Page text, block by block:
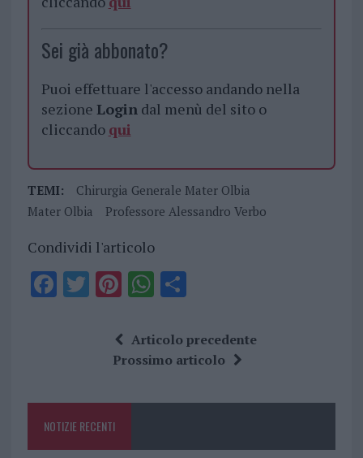
Sei già abbonato?
Puoi effettuare l'accesso andando nella
sezione Logindal menù del sito o
cliccando qui
TEMI:
Chirurgia Generale Mater Olbia
Mater Olbia
Professore Alessandro Verbo
Condividi l'articolo
F
o
k
T Pi
te
re
W
at
s
p
S
a
re
Articolo precedente
Prossimo articolo
NOTIZIE RECENTI